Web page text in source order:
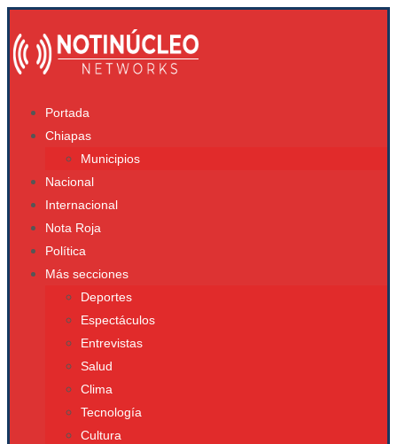
Portada
Chiapas
Municipios
Nacional
Internacional
Nota Roja
Política
Más secciones
Deportes
Espectáculos
Entrevistas
Salud
Clima
Tecnología
Cultura